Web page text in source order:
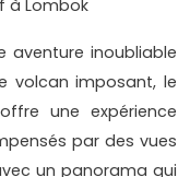
à Lombok
aventure inoubliable
volcan imposant, le
une expérience
par des vues
un panorama qui